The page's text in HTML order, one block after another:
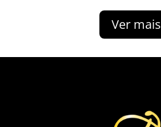
Ver mais